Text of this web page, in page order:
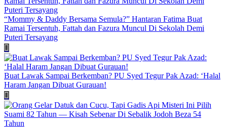
“Mommy & Daddy Bersama Semula?” Hantaran Fatima Buat
Ramai Tersentuh, Fattah dan Fazura Muncul Di Sekolah Demi
Puteri Tersayang
Buat Lawak Sampai Berkemban? PU Syed Tegur Pak Azad: ‘Halal
Haram Jangan Dibuat Gurauan!